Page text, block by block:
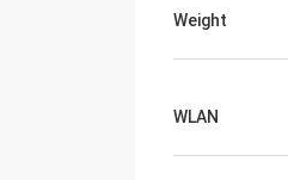
Weight
WLAN